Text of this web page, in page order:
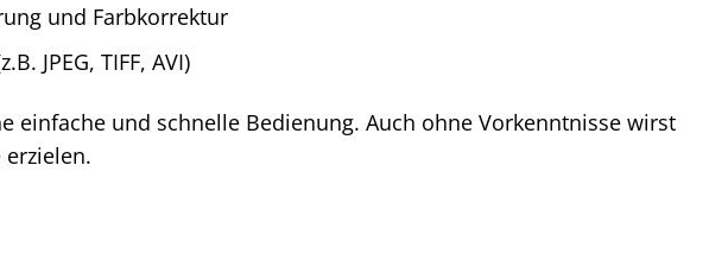
und Farbkorrektur
JPEG, TIFF, AVI)
und schnelle Bedienung. Auch ohne Vorkenntnisse wirst